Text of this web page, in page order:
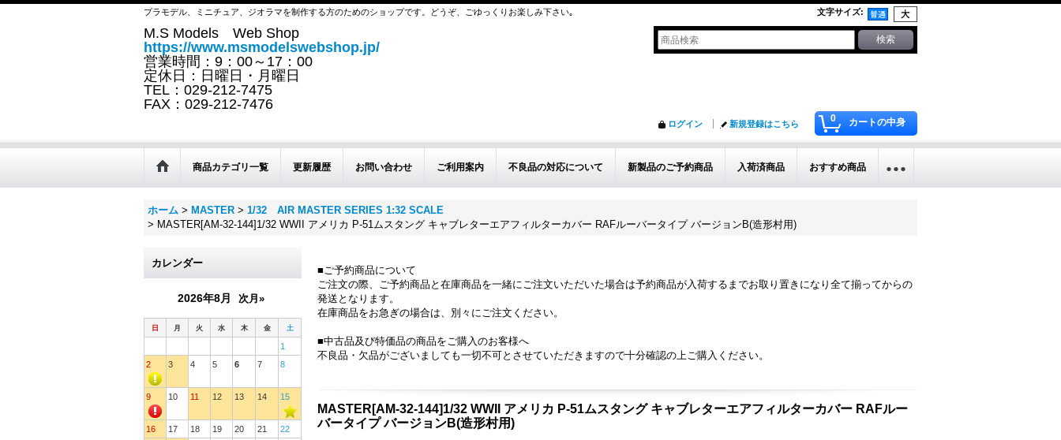
プラモデル、ミニチュア、ジオラマを制作する方のためのショップです。どうぞ、ごゆっくりお楽しみ下さい｡ 文字サイズ:
M.S Models Web Shop
https://www.msmodelswebshop.jp/
営業時間：9：00～17：00
定休日：日曜日・月曜日
TEL：029-212-7475
FAX：029-212-7476
0 カートの中身
ログイン 新規登録はこちら
商品カテゴリ一覧 更新履歴 お問い合わせ ご利用案内 不良品の対応について 新製品のご予約商品 入荷済商品 おすすめ商品
ホーム > MASTER > 1/32 AIR MASTER SERIES 1:32 SCALE
> MASTER[AM-32-144]1/32 WWII アメリカ P-51ムスタング キャブレターエアフィルターカバー RAFルーバータイプ バージョンB(造形村用)
カレンダー
2026年8月 次月»
日 月 火 水 木 金 土
1
2
3 4 5 6 7 8
9 10 11 12 13 14 15
16 17 18 19 20 21
22
■ご予約商品について
ご注文の際、ご予約商品と在庫商品を一緒にご注文いただいた場合は予約商品が入荷するまでお取り置きになり全て揃ってからの
発送となります。
在庫商品をお急ぎの場合は、別々にご注文ください。
■中古品及び特価品の商品をご購入のお客様へ
不良品・欠品がございましても一切不可とさせていただきますので十分確認の上ご購入ください。
MASTER[AM-32-144]1/32 WWII アメリカ P-51ムスタング キャブレターエアフィルターカバー RAFルー
バータイプ バージョンB(造形村用)